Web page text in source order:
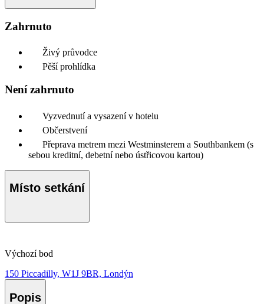
Zahrnuto
Živý průvodce
Pěší prohlídka
Není zahrnuto
Vyzvednutí a vysazení v hotelu
Občerstvení
Přeprava metrem mezi Westminsterem a Southbankem (s
sebou kreditní, debetní nebo ústřicovou kartou)
Místo setkání
Výchozí bod
150 Piccadilly, W1J 9BR, Londýn
Popis